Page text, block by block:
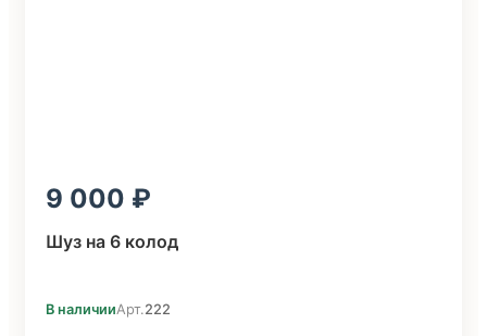
9 000
Шуз на 6 колод
В наличииАрт. 222